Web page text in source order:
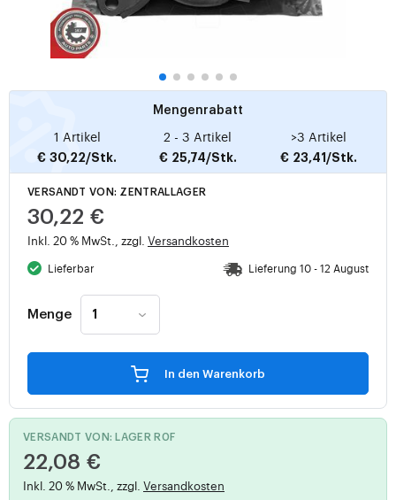
Mengenrabatt
1 Artikel
€ 30,22/Stk.
2 - 3 Artikel
€ 25,74/Stk.
>3 Artikel
€ 23,41/Stk.
VERSANDT VON: ZENTRALLAGER
30,22 €
Inkl. 20 % MwSt., zzgl. Versandkosten
Lieferbar Lieferung 10 - 12 August
Menge
In den Warenkorb
VERSANDT VON: LAGER R0F
22,08 €
Inkl. 20 % MwSt., zzgl. Versandkosten